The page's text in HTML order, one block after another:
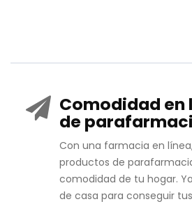
Comodidad en
de
Con una farmacia en
productos de
comodidad de tu hogar.
de casa para conseguir